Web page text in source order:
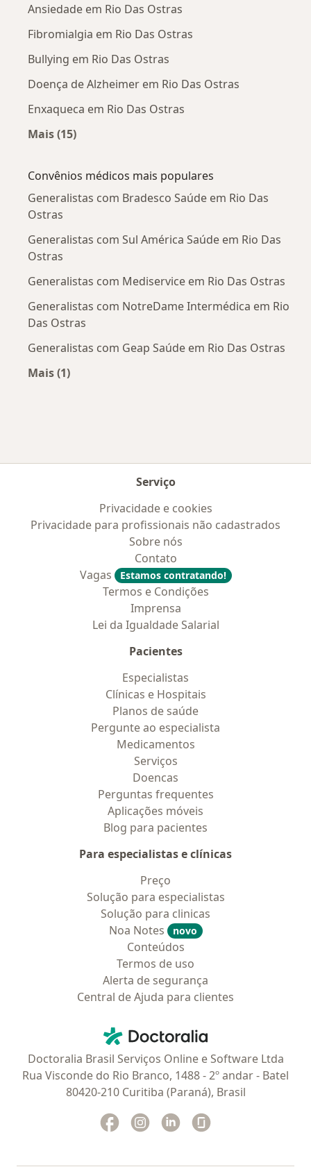
Ansiedade em Rio Das Ostras
Fibromialgia em Rio Das Ostras
Bullying em Rio Das Ostras
Doença de Alzheimer em Rio Das Ostras
Enxaqueca em Rio Das Ostras
Mais (15)
Convênios médicos mais populares
Generalistas com Bradesco Saúde em Rio Das
Ostras
Generalistas com Sul América Saúde em Rio Das
Ostras
Generalistas com Mediservice em Rio Das Ostras
Generalistas com NotreDame Intermédica em Rio
Das Ostras
Generalistas com Geap Saúde em Rio Das Ostras
Mais (1)
Serviço
Privacidade e cookies
Privacidade para profissionais não cadastrados
Sobre nós
Contato
Vagas
Estamos contratando!
Termos e Condições
Imprensa
Lei da Igualdade Salarial
Pacientes
Especialistas
Clínicas e Hospitais
Planos de saúde
Pergunte ao especialista
Medicamentos
Serviços
Doencas
Perguntas frequentes
Aplicações móveis
Blog para pacientes
Para especialistas e clínicas
Preço
Solução para especialistas
Solução para clinicas
Noa Notes
novo
Conteúdos
Termos de uso
Alerta de segurança
Central de Ajuda para clientes
Doctoralia - Homepage
Doctoralia Brasil Serviços Online e Software Ltda
Rua Visconde do Rio Branco, 1488 - 2º andar - Batel
80420-210 Curitiba (Paraná), Brasil
Facebook
abre num novo separador
Instagram
abre num novo separador
Linkedin
abre num novo